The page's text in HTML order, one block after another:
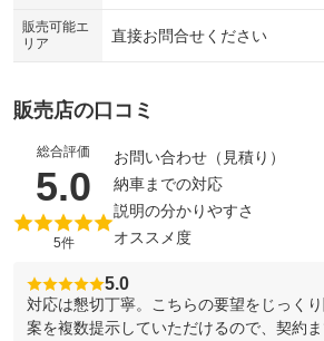
販売可能エ
リア
直接お問合せください
販売店の口コミ
総合評価
5.0 （5点満点中
5件
お問い合わせ（見積り）
納車までの対応
説明の分かりやすさ
オススメ度
5.0
対応は懇切丁寧。こちらの要望をじっく
案を複数提示していただけるので、契約